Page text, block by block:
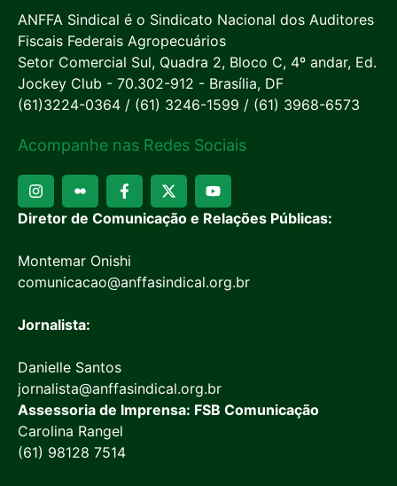
ANFFA Sindical é o Sindicato Nacional dos Auditores
Fiscais Federais Agropecuários
Setor Comercial Sul, Quadra 2, Bloco C, 4º andar, Ed.
Jockey Club - 70.302-912 - Brasília, DF
(61)3224-0364 / (61) 3246-1599 / (61) 3968-6573
Acompanhe nas Redes Sociais
Diretor de Comunicação e Relações Públicas:
Montemar Onishi
comunicacao@anffasindical.org.br
Jornalista:
Danielle Santos
jornalista@anffasindical.org.br
Assessoria de Imprensa: FSB Comunicação
Carolina Rangel
(61) 98128 7514